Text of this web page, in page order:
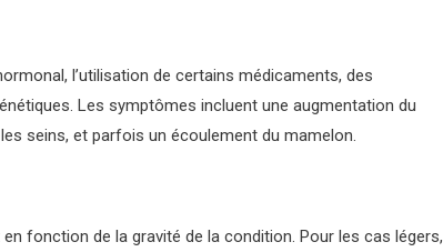
l’utilisation de certains médicaments, des
Les symptômes incluent une augmentation du
seins, et parfois un écoulement du mamelon.
fonction de la gravité de la condition. Pour les cas légers,